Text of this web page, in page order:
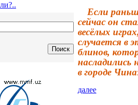
Если
сейчас он
весёлых
случается в
блинов,
насладились
в городе
далее